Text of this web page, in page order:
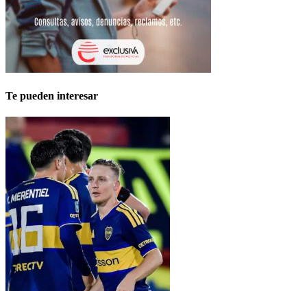
Te pueden interesar